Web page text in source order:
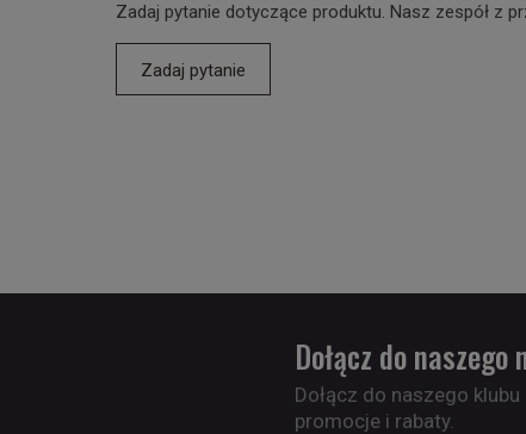
Zadaj pytanie dotyczące produktu. Nasz zespół z
Zadaj pytanie
Dołącz do
Dołącz do naszego
promocje i rabaty.